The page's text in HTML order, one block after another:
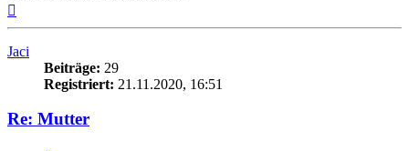
Jaci
Beiträge: 29
Registriert: 21.11.2020, 16:51
Re: Mutter